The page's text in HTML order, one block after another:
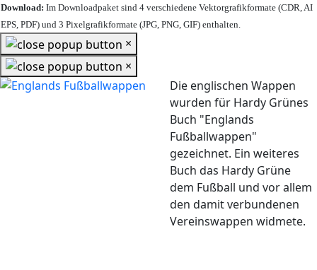
Download: Im Downloadpaket sind 4 verschiedene Vektorgrafikformate (CDR, AI
EPS, PDF) und 3 Pixelgrafikformate (JPG, PNG, GIF) enthalten.
×
×
Die englischen Wappen
wurden für Hardy Grünes
Buch "Englands
Fußballwappen"
gezeichnet. Ein weiteres
Buch das Hardy Grüne
dem Fußball und vor allem
den damit verbundenen
Vereinswappen widmete.